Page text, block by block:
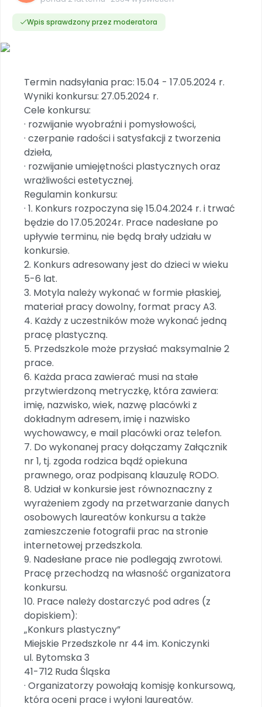
Scenariusze i artykuły
Materiały z miesięcznika
Plany tygodniowe
Praca wychowawcza
Bliżejprzedszkolne zestawy
Zestawy do pobrania
POLECAMY
Wybierz prezent
Przy zamówieniu prenumeraty
Zaplanuj rok przedszkolny
Materiały na nowy rok
Archiwalne numery
Pomoc
Miesięczniki
Aktualne oraz archiwalne numery
Wszystko dla przedszkoli
Zamówienia hurtowe
NA SKRÓTY
Letnia wyprzedaż
Promocje w sklepie
Nowości
Zapowiedzi
Polecamy
Promocje
Konferencje
Spotkania na dużą skalę
POLECAMY
Akademia Muzyki i Ruchu
Szkolenia muzyczne
Ebooki
Pakiet bliżej MAX
Poznajemy regiony
Nauka liter i głosek
Sprintem do maratonu
Ruch i motywacja
Bliżej Pieska
Pomoc zwierzętom
Książka (dla) Przedszkolaka
Promowanie czytelnictwa
Facebook
TikTok
Zobacz nas na TikToku
YouTube
Filmy edukacyjne
Wpis sprawdzony przez moderatora
Termin nadsyłania prac: 15.04 - 17.05.2024 r.
Wyniki konkursu: 27.05.2024 r.
Cele konkursu:
· rozwijanie wyobraźni i pomysłowości,
· czerpanie radości i satysfakcji z tworzenia
dzieła,
· rozwijanie umiejętności plastycznych oraz
wrażliwości estetycznej.
Regulamin konkursu:
· 1. Konkurs rozpoczyna się 15.04.2024 r. i trwać
będzie do 17.05.2024r. Prace nadesłane po
upływie terminu, nie będą brały udziału w
konkursie.
2. Konkurs adresowany jest do dzieci w wieku
5-6 lat.
3. Motyla należy wykonać w formie płaskiej,
materiał pracy dowolny, format pracy A3.
4. Każdy z uczestników może wykonać jedną
pracę plastyczną.
5. Przedszkole może przysłać maksymalnie 2
prace.
6. Każda praca zawierać musi na stałe
przytwierdzoną metryczkę, która zawiera:
imię, nazwisko, wiek, nazwę placówki z
dokładnym adresem, imię i nazwisko
wychowawcy, e mail placówki oraz telefon.
7. Do wykonanej pracy dołączamy Załącznik
nr 1, tj. zgoda rodzica bądź opiekuna
prawnego, oraz podpisaną klauzulę RODO.
8. Udział w konkursie jest równoznaczny z
wyrażeniem zgody na przetwarzanie danych
osobowych laureatów konkursu a także
zamieszczenie fotografii prac na stronie
internetowej przedszkola.
9. Nadesłane prace nie podlegają zwrotowi.
Pracę przechodzą na własność organizatora
konkursu.
10. Prace należy dostarczyć pod adres (z
dopiskiem):
„Konkurs plastyczny”
Miejskie Przedszkole nr 44 im. Koniczynki
ul. Bytomska 3
41-712 Ruda Śląska
· Organizatorzy powołają komisję konkursową,
która oceni prace i wyłoni laureatów.